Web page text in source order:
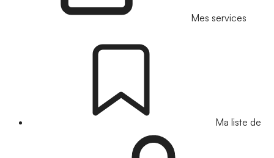
Mes services
Ma liste de